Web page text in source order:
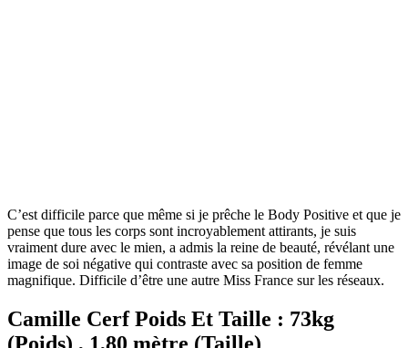
C’est difficile parce que même si je prêche le Body Positive et que je
pense que tous les corps sont incroyablement attirants, je suis
vraiment dure avec le mien, a admis la reine de beauté, révélant une
image de soi négative qui contraste avec sa position de femme
magnifique. Difficile d’être une autre Miss France sur les réseaux.
Camille Cerf Poids Et Taille : 73kg